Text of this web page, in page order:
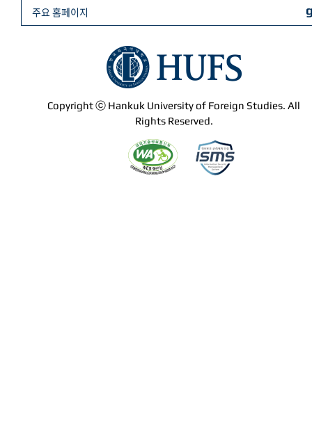
Copyright ⓒ Hankuk University of Foreign Studies. All
Rights Reserved.
주요 홈페이지